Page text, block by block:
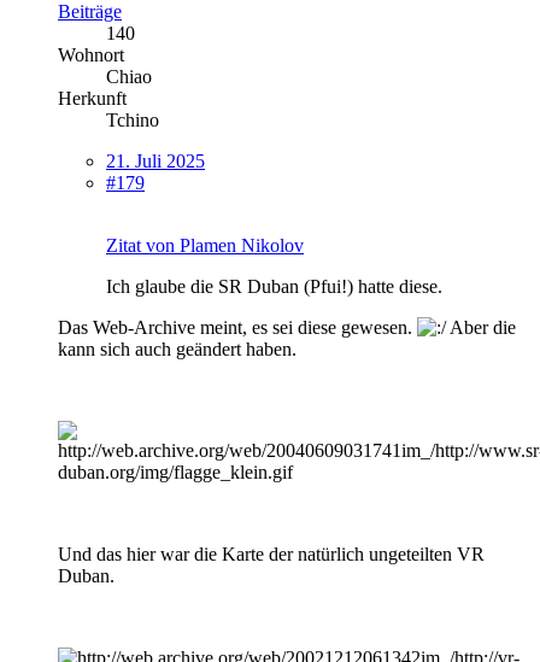
Beiträge
140
Wohnort
Chiao
Herkunft
Tchino
21. Juli 2025
#179
Zitat von Plamen Nikolov
Ich glaube die SR Duban (Pfui!) hatte diese.
Das Web-Archive meint, es sei diese gewesen.
Aber die
kann sich auch geändert haben.
Und das hier war die Karte der natürlich ungeteilten VR
Duban.